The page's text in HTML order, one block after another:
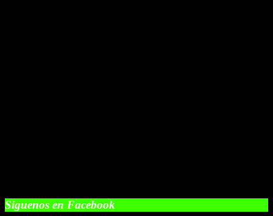
Siguenos en Facebook